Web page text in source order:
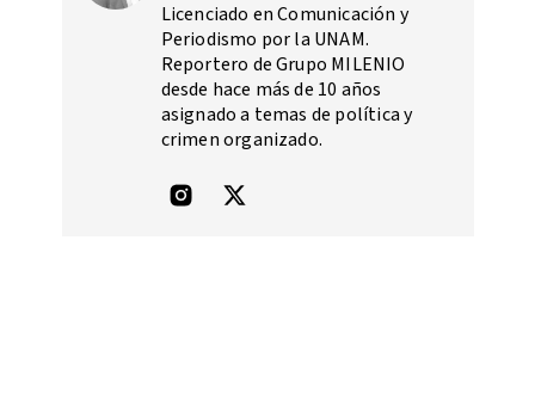
Licenciado en Comunicación y
Periodismo por la UNAM.
Reportero de Grupo MILENIO
desde hace más de 10 años
asignado a temas de política y
crimen organizado.